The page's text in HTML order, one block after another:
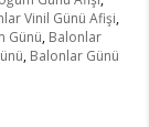
Vinil Günü Afişi,
Günü, Balonlar
, Balonlar Günü